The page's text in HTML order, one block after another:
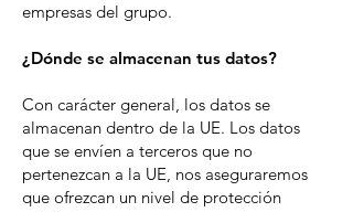
empresas del grupo.
¿Dónde se almacenan tus datos?
Con carácter general, los datos se
almacenan dentro de la UE. Los datos
que se envíen a terceros que no
pertenezcan a la UE, nos aseguraremos
que ofrezcan un nivel de protección